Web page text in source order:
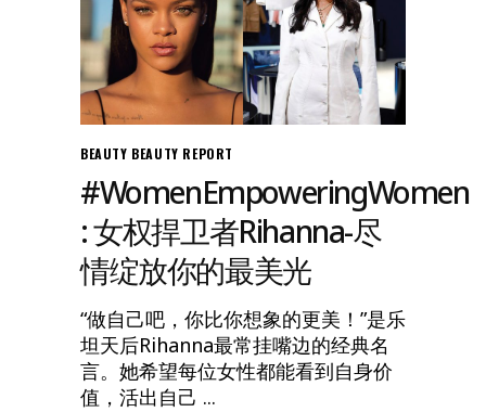
BEAUTY BEAUTY REPORT
#WomenEmpoweringWomen
: 女权捍卫者Rihanna-尽
情绽放你的最美光
“做自己吧，你比你想象的更美！”是乐
坦天后Rihanna最常挂嘴边的经典名
言。她希望每位女性都能看到自身价
值，活出自己